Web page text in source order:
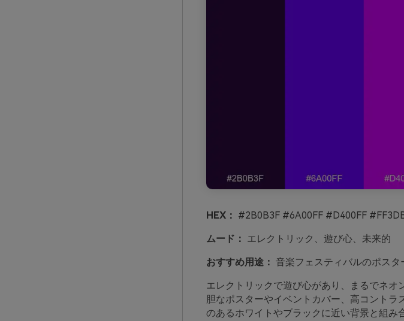
HEX： #2B0B3F #6A00FF #D400FF
ムード： エレクトリック、遊び心、未来的
おすすめ用途： 音楽フェスティバルのポスタ
エレクトリックで遊び心があり、まるでネ
胆なポスターやイベントカバー、高コント
のあるホワイトやブラックに近い背景と組み